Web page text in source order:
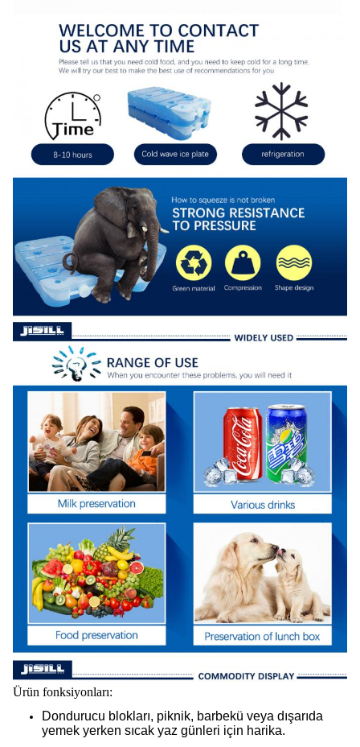
Ürün fonksiyonları:
Dondurucu blokları, piknik, barbekü veya dışarıda
yemek yerken sıcak yaz günleri için harika.